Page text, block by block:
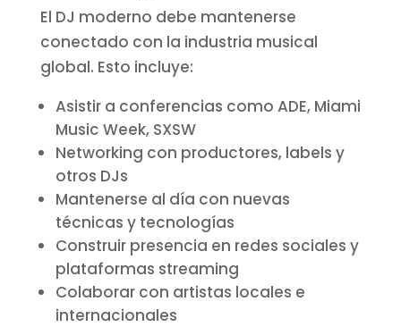
El DJ moderno debe mantenerse
conectado con la industria musical
global. Esto incluye:
Asistir a conferencias como ADE, Miami
Music Week, SXSW
Networking con productores, labels y
otros DJs
Mantenerse al día con nuevas
técnicas y tecnologías
Construir presencia en redes sociales y
plataformas streaming
Colaborar con artistas locales e
internacionales